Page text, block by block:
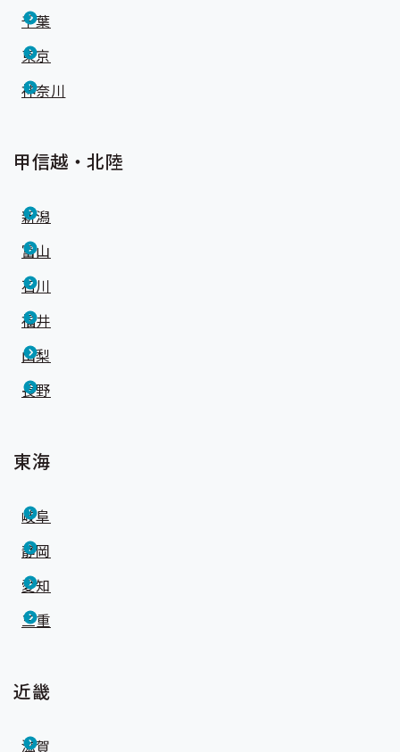
千葉
東京
神奈川
甲信越・北陸
新潟
富山
石川
福井
山梨
長野
東海
岐阜
静岡
愛知
三重
近畿
滋賀